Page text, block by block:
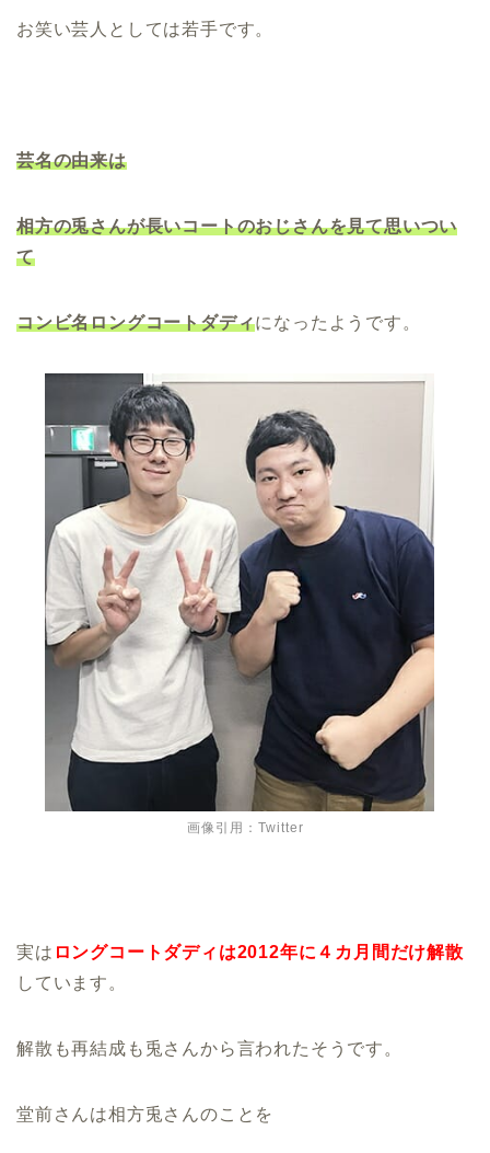
お笑い芸人としては若手です。
芸名の由来は
相方の兎さんが長いコートのおじさんを見て思いつい
て
コンビ名ロングコートダディになったようです。
画像引用：Twitter
実は ロングコートダディは2012年に４カ月間だけ解散
しています。
解散も再結成も兎さんから言われたそうです。
堂前さんは相方兎さんのことを